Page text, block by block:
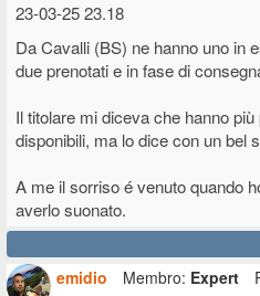
23-03-25 23.18
Da Cavalli (BS) ne hanno uno in
due prenotati e in fase di
Il titolare mi diceva che hanno
disponibili, ma lo dice con un bel
A me il sorriso é venuto quando
averlo suonato.
emidio
Membro: Expert